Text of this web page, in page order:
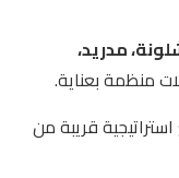
مدريد،
منظمة بعناية.
قريبة من